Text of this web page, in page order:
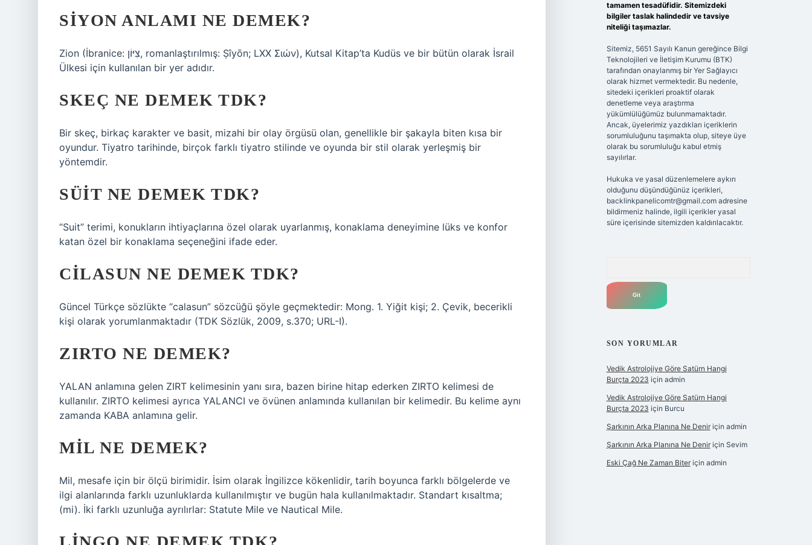
SIYON ANLAMI NE DEMEK?
Zion (İbranice: צִיּוֹן‎, romanlaştırılmış: Ṣîyōn; LXX Σιών), Kutsal Kitap’ta Kudüs ve bir bütün olarak İsrail
Ülkesi için kullanılan bir yer adıdır.
SKEÇ NE DEMEK TDK?
Bir skeç, birkaç karakter ve basit, mizahi bir olay örgüsü olan, genellikle bir şakayla biten kısa bir
oyundur. Tiyatro tarihinde, birçok farklı tiyatro stilinde ve oyunda bir stil olarak yerleşmiş bir
yöntemdir.
SÜIT NE DEMEK TDK?
“Suit” terimi, konukların ihtiyaçlarına özel olarak uyarlanmış, konaklama deneyimine lüks ve konfor
katan özel bir konaklama seçeneğini ifade eder.
CILASUN NE DEMEK TDK?
Güncel Türkçe sözlükte “calasun” sözcüğü şöyle geçmektedir: Mong. 1. Yiğit kişi; 2. Çevik, becerikli
kişi olarak yorumlanmaktadır (TDK Sözlük, 2009, s.370; URL-I).
ZIRTO NE DEMEK?
YALAN anlamına gelen ZIRT kelimesinin yanı sıra, bazen birine hitap ederken ZIRTO kelimesi de
kullanılır. ZIRTO kelimesi ayrıca YALANCI ve övünen anlamında kullanılan bir kelimedir. Bu kelime aynı
zamanda KABA anlamına gelir.
MIL NE DEMEK?
Mil, mesafe için bir ölçü birimidir. İsim olarak İngilizce kökenlidir, tarih boyunca farklı bölgelerde ve
ilgi alanlarında farklı uzunluklarda kullanılmıştır ve bugün hala kullanılmaktadır. Standart kısaltma;
(mi). İki farklı uzunluğa ayrılırlar: Statute Mile ve Nautical Mile.
tamamen tesadüfidir. Sitemizdeki
bilgiler taslak halindedir ve tavsiye
niteliği taşımazlar.
Sitemiz, 5651 Sayılı Kanun gereğince Bilgi
Teknolojileri ve İletişim Kurumu (BTK)
tarafından onaylanmış bir Yer Sağlayıcı
olarak hizmet vermektedir. Bu nedenle,
sitedeki içerikleri proaktif olarak
denetleme veya araştırma
yükümlülüğümüz bulunmamaktadır.
Ancak, üyelerimiz yazdıkları içeriklerin
sorumluluğunu taşımakta olup, siteye üye
olarak bu sorumluluğu kabul etmiş
sayılırlar.
Hukuka ve yasal düzenlemelere aykırı
olduğunu düşündüğünüz içerikleri,
backlinkpanelicomtr@gmail.comadresine
bildirmeniz halinde, ilgili içerikler yasal
süre içerisinde sitemizden kaldırılacaktır.
SON YORUMLAR
Vedik Astrolojiye Göre Satürn Hangi
Burçta 2023 için admin
Vedik Astrolojiye Göre Satürn Hangi
Burçta 2023 için Burcu
Şarkının Arka Planına Ne Deniriçin admin
Şarkının Arka Planına Ne Deniriçin Sevim
Eski Çağ Ne Zaman Biteriçin admin